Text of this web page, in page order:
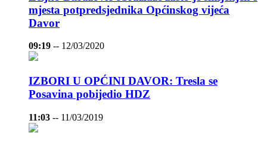
mjesta potpredsjednika Općinskog vijeća
Davor
09:19 -- 12/03/2020
IZBORI U OPĆINI DAVOR: Tresla se
Posavina pobijedio HDZ
11:03 -- 11/03/2019